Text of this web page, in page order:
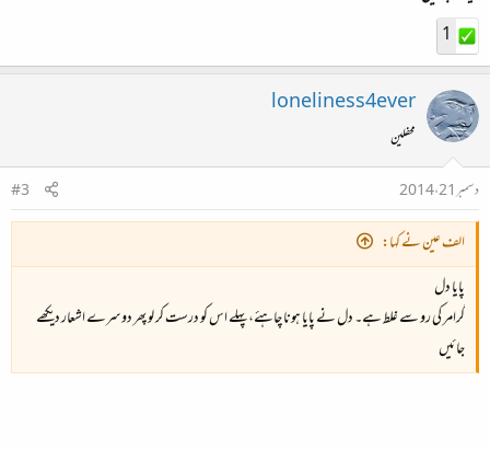
1
loneliness4ever
محفلین
دسمبر 21، 2014
#3
الف عین نے کہا:
پایا دل
گرامر کی رو سے غلط ہے۔ دل نے پایا ہونا چاہئے، پہلے اس کو درست کر لو پھر دوسرے اشعار دیکھے
جائیں